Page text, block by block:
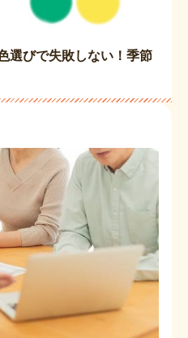
選びで失敗しない！季節